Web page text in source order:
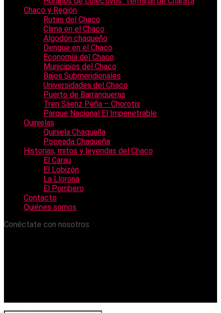
Chaco y Región
Rutas del Chaco
Clima en el Chaco
Algodón chaqueño
Dengue en el Chaco
Economía del Chaco
Municipios del Chaco
Bajos Submeridionales
Universidades del Chaco
Puerto de Barranqueras
Tren Sáenz Peña – Chorotis
Parque Nacional El Impenetrable
Quinielas
Quiniela Chaqueña
Poceada Chaqueña
Historias, mitos y leyendas del Chaco
El Carau
El Lobizón
La Llorona
El Pombero
Contacto
Quiénes somos
Conéctate con nosotros